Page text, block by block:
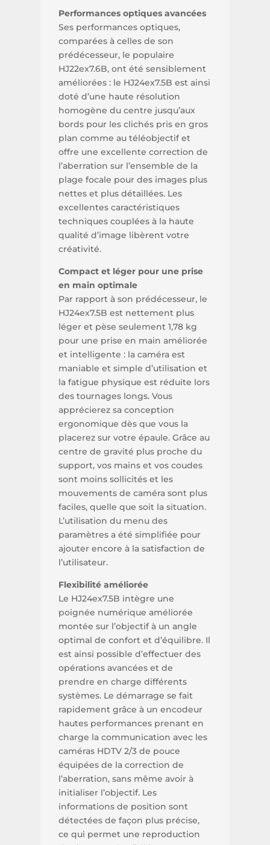
Performances optiques avancées
Ses performances optiques,
comparées à celles de son
prédécesseur, le populaire
HJ22ex7.6B, ont été sensiblement
améliorées : le HJ24ex7.5B est ainsi
doté d’une haute résolution
homogène du centre jusqu’aux
bords pour les clichés pris en gros
plan comme au téléobjectif et
offre une excellente correction de
l’aberration sur l’ensemble de la
plage focale pour des images plus
nettes et plus détaillées. Les
excellentes caractéristiques
techniques couplées à la haute
qualité d’image libèrent votre
créativité.
Compact et léger pour une prise
en main optimale
Par rapport à son prédécesseur, le
HJ24ex7.5B est nettement plus
léger et pèse seulement 1,78 kg
pour une prise en main améliorée
et intelligente : la caméra est
maniable et simple d’utilisation et
la fatigue physique est réduite lors
des tournages longs. Vous
apprécierez sa conception
ergonomique dès que vous la
placerez sur votre épaule. Grâce au
centre de gravité plus proche du
support, vos mains et vos coudes
sont moins sollicités et les
mouvements de caméra sont plus
faciles, quelle que soit la situation.
L’utilisation du menu des
paramètres a été simplifiée pour
ajouter encore à la satisfaction de
l’utilisateur.
Flexibilité améliorée
Le HJ24ex7.5B intègre une
poignée numérique améliorée
montée sur l’objectif à un angle
optimal de confort et d’équilibre. Il
est ainsi possible d’effectuer des
opérations avancées et de
prendre en charge différents
systèmes. Le démarrage se fait
rapidement grâce à un encodeur
hautes performances prenant en
charge la communication avec les
caméras HDTV 2/3 de pouce
équipées de la correction de
l’aberration, sans même avoir à
initialiser l’objectif. Les
informations de position sont
détectées de façon plus précise,
ce qui permet une reproduction